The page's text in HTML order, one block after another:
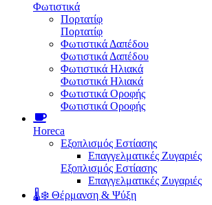
Φωτιστικά
Πορτατίφ
Πορτατίφ
Φωτιστικά Δαπέδου
Φωτιστικά Δαπέδου
Φωτιστικά Ηλιακά
Φωτιστικά Ηλιακά
Φωτιστικά Οροφής
Φωτιστικά Οροφής
Horeca
Εξοπλισμός Εστίασης
Επαγγελματικές Ζυγαριές
Εξοπλισμός Εστίασης
Επαγγελματικές Ζυγαριές
🌡️❄️ Θέρμανση & Ψύξη